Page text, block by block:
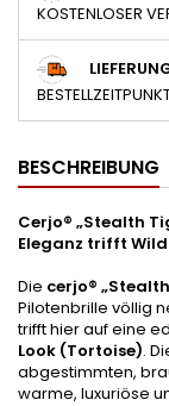
KOSTENLOSER
BESCHREIBUNG
Cerjo® „Stealth
Eleganz trifft
Die cerjo®
Pilotenbrille völlig
trifft hier auf eine
Look (Tortoise).
abgestimmten,
warme, luxuriöse